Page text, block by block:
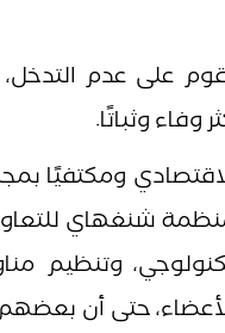
على عدم
وفاء وثباتًا.
ومكتفيًا
شنغهاي
وتنظيم
الأعضاء، حتى أن